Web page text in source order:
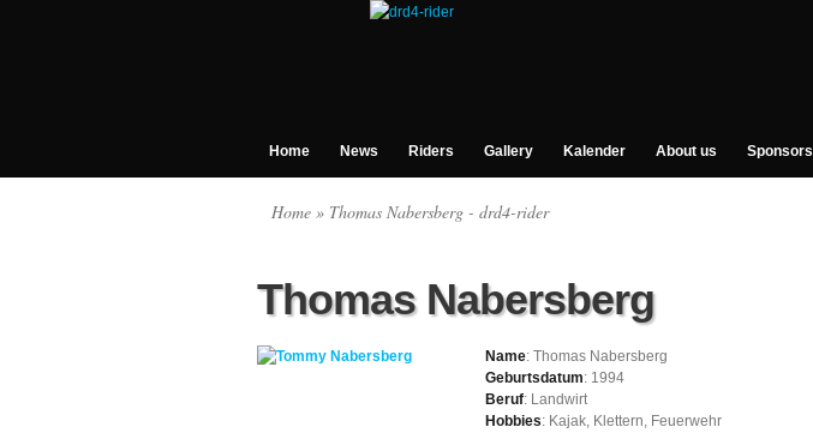
Home News Riders Gallery Kalender About us Sponsors
Home » Thomas Nabersberg - drd4-rider
Thomas Nabersberg
Name: Thomas Nabersberg
Geburtsdatum: 1994
Beruf: Landwirt
Hobbies: Kajak, Klettern, Feuerwehr